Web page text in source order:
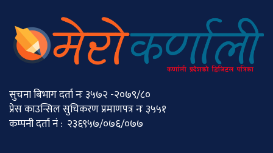
सुचना बिभाग दर्ता नः ३५७२ -२०७९/८०
प्रेस काउन्सिल सुचिकरण प्रमाणपत्र नः ३५५१
कम्पनी दर्ता नं : २३६९५७/०७६/०७७